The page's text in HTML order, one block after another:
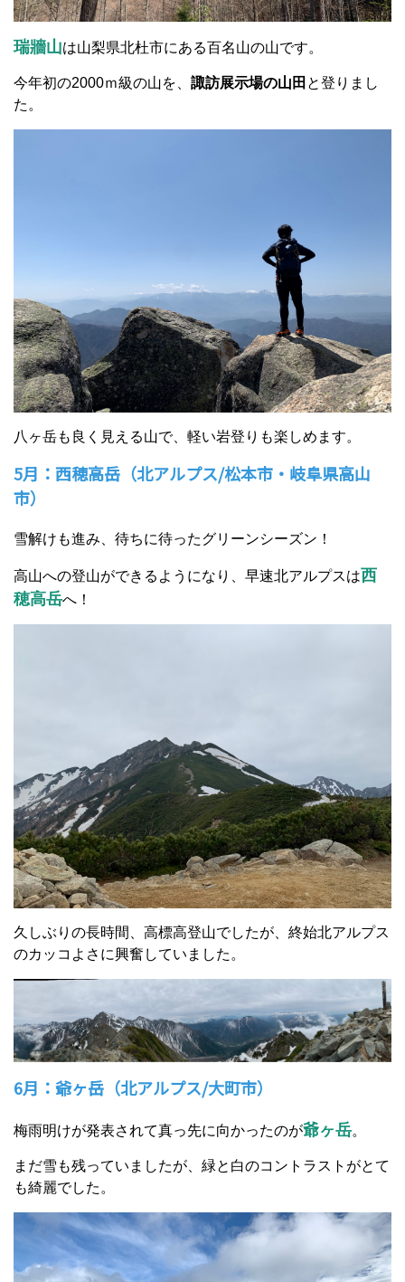
瑞牆山は山梨県北杜市にある百名山の山です。
今年初の2000ｍ級の山を、 諏訪展示場の山田 と登りまし
た。
八ヶ岳も良く見える山で、軽い岩登りも楽しめます。
5月：西穂高岳（北アルプス/松本市・岐阜県高山
市）
雪解けも進み、待ちに待ったグリーンシーズン！
高山への登山ができるようになり、早速北アルプスは西
穂高岳へ！
久しぶりの長時間、高標高登山でしたが、終始北アルプス
のカッコよさに興奮していました。
6月：爺ヶ岳（北アルプス/大町市）
梅雨明けが発表されて真っ先に向かったのが爺ヶ岳。
まだ雪も残っていましたが、緑と白のコントラストがとて
も綺麗でした。